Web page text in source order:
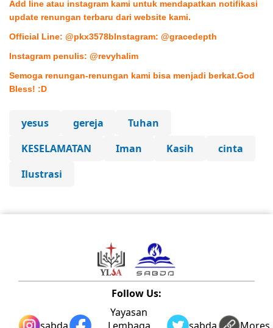
Add line atau instagram kami untuk mendapatkan notifikasi
update renungan terbaru dari website kami.
Official Line: @pkx3578bInstagram: @gracedepth
Instagram penulis: @revyhalim
Semoga renungan-renungan kami bisa menjadi berkat.God
Bless! :D
yesus gereja
Tuhan
KESELAMATAN
Iman Kasih
cinta
Ilustrasi
Follow Us:
sabda_ylsa
Yayasan
Lembaga
sabda_ylsaMores